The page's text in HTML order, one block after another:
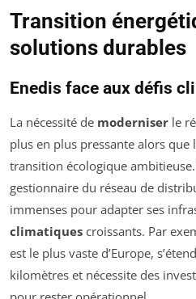
Transition
solutions durables
Enedis face aux défis
La nécessité de moderniser le
plus en plus pressante alors que
transition écologique
gestionnaire du réseau de
immenses pour adapter ses
climatiques croissants. Par
est le plus vaste d’Europe,
kilomètres et nécessite des